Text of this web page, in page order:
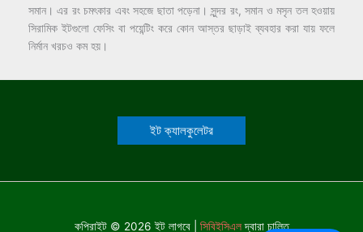
সমান। এর রং চমৎকার এবং সহজে ছাতা পড়েনা। সুন্দর রং, সমান ও মসৃন তল হওয়ায়
সিরামিক ইটগুলো ফেসিং বা পয়েন্টিং করে কোন আস্তর ছাড়াই ব্যবহার করা যায় ফলে
নির্মান খরচও কম হয়।
ইট ক্যালকুলেটর
কপিরাইট © 2026 ইট লাগবে | সিবিইসিএলদ্বারা চালিত